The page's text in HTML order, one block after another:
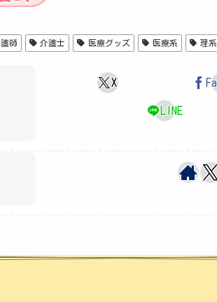
師 介護士 医療グッズ 医療系 理
X
LINE